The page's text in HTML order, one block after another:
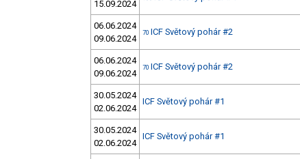
15.09.2024
06.06.2024
09.06.2024
70 ICF Světový pohár #2
06.06.2024
09.06.2024
70 ICF Světový pohár #2
30.05.2024
02.06.2024
ICF Světový pohár #1
30.05.2024
02.06.2024
ICF Světový pohár #1